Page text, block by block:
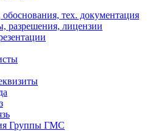
обоснования, тех. документация
разрешения, лицензии
Группы ГМС